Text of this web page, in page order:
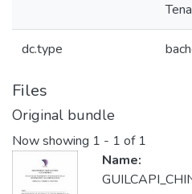
dc.type
Files
Original bundle
Now showing 1 - 1 of 1
Name: